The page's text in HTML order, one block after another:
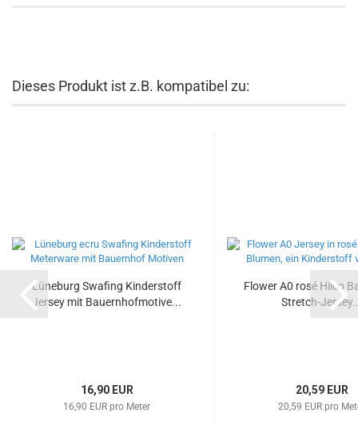
Dieses Produkt ist z.B. kompatibel zu:
Lüneburg Swafing Kinderstoff
Jersey mit Bauernhofmotive...
16,90 EUR
16,90 EUR pro Meter
Flower A0 rosé Hilco
Stretch-
20,59 EUR
20,59 EUR pro